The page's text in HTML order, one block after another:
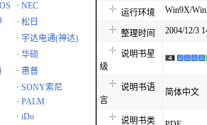
· NEC
· 松日
· 宇达电通(神达)
· 华硕
· 惠普
· SONY索尼
· PALM
· iDo
运行环境 Win9X/
整理时间 2004/12/3
说明书星
级
说明书语
言
简体中文
说明书类